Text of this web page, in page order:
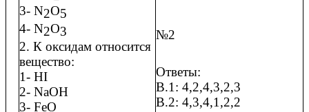
3- N2O5
4- N2O3
2. К оксидам относится
вещество:
1- HI
2- NaOH
3- FeO
№2
Ответы:
В.1: 4,2,4,3,2,3
В.2: 4,3,4,1,2,2